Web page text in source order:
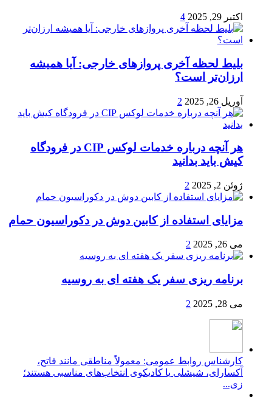
اکتبر 29, 2025 4
بلیط لحظه آخری پروازهای خارجی: آیا همیشه
ارزان‌تر است؟
آوریل 26, 2025 2
هر آنچه درباره خدمات لوکس CIP در فرودگاه‌
کیش باید بدانید
ژوئن 2, 2025 2
مزایای استفاده از کابین دوش در دکوراسیون حمام
می 26, 2025 2
برنامه ریزی سفر یک هفته ای به روسیه
می 28, 2025 2
کارشناس روابط عمومی: معمولاً مناطقی مانند فاتح،
آکسارای، شیشلی یا کادیکوی انتخاب‌های مناسبی هستند؛
زی...